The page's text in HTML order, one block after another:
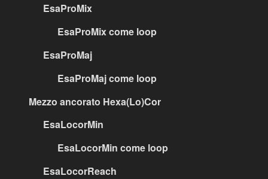
EsaProMix
EsaProMix come loop
EsaProMaj
EsaProMaj come loop
Mezzo ancorato Hexa(Lo)Cor
EsaLocorMin
EsaLocorMin come loop
EsaLocorReach